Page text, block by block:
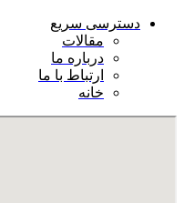
دسترسی سریع
مقالات
درباره ما
ارتباط با ما
خانه